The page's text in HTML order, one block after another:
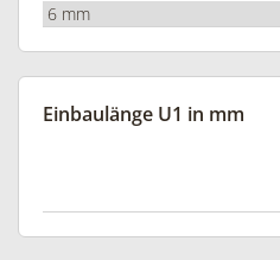
Einbaulänge U1 in mm